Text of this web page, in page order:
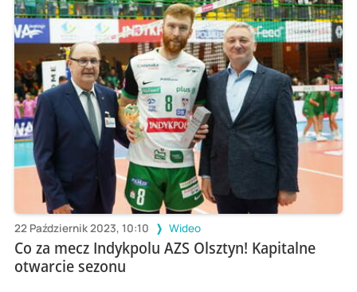
22 Październik 2023, 10:10 Wideo
Co za mecz Indykpolu AZS Olsztyn! Kapitalne
otwarcie sezonu